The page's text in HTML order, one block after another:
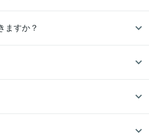
ますか？